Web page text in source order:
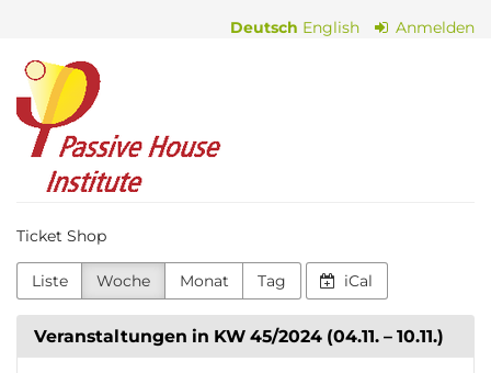
Inhalt
springen
Deutsch English Anmelden
Passive
House
Institute
Ticket Shop
Liste Woche Monat Tag iCal
Veranstaltungen in KW 45/2024 (04.11. – 10.11.)